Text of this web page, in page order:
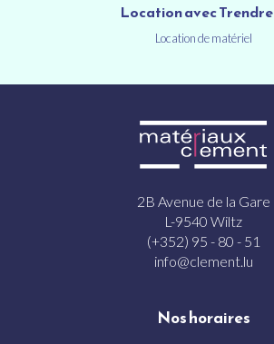
Location avec
Location de matériel
2B Avenue de la Gare
L-9540 Wiltz
(+352) 95 - 80 - 51
info@clement.lu
Nos horaires